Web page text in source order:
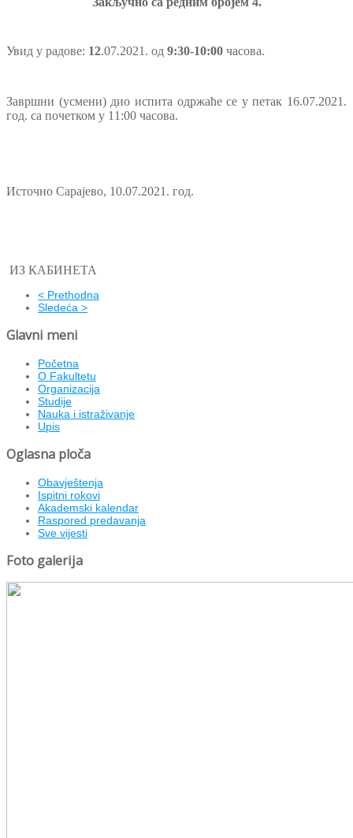
Увид у радове: 12.07.2021. од 9:30-10:00 часова.
Завршни (усмени) дио испита одржаће се у петак 16.07.2021.
год. са почетком у 1 1 :00 часова.
Источно Сарајево, 10.07.2021. год.
ИЗ КАБИНЕТА
< Prethodna
Sledeća >
Glavni meni
Početna
O Fakultetu
Organizacija
Studije
Nauka i istraživanje
Upis
Oglasna ploča
Obavještenja
Ispitni rokovi
Akademski kalendar
Raspored predavanja
Sve vijesti
Foto galerija